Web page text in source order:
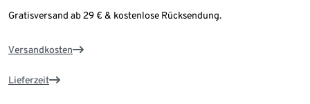
Gratisversand ab 29 € & kostenlose Rücksendung.
Versandkosten
Lieferzeit